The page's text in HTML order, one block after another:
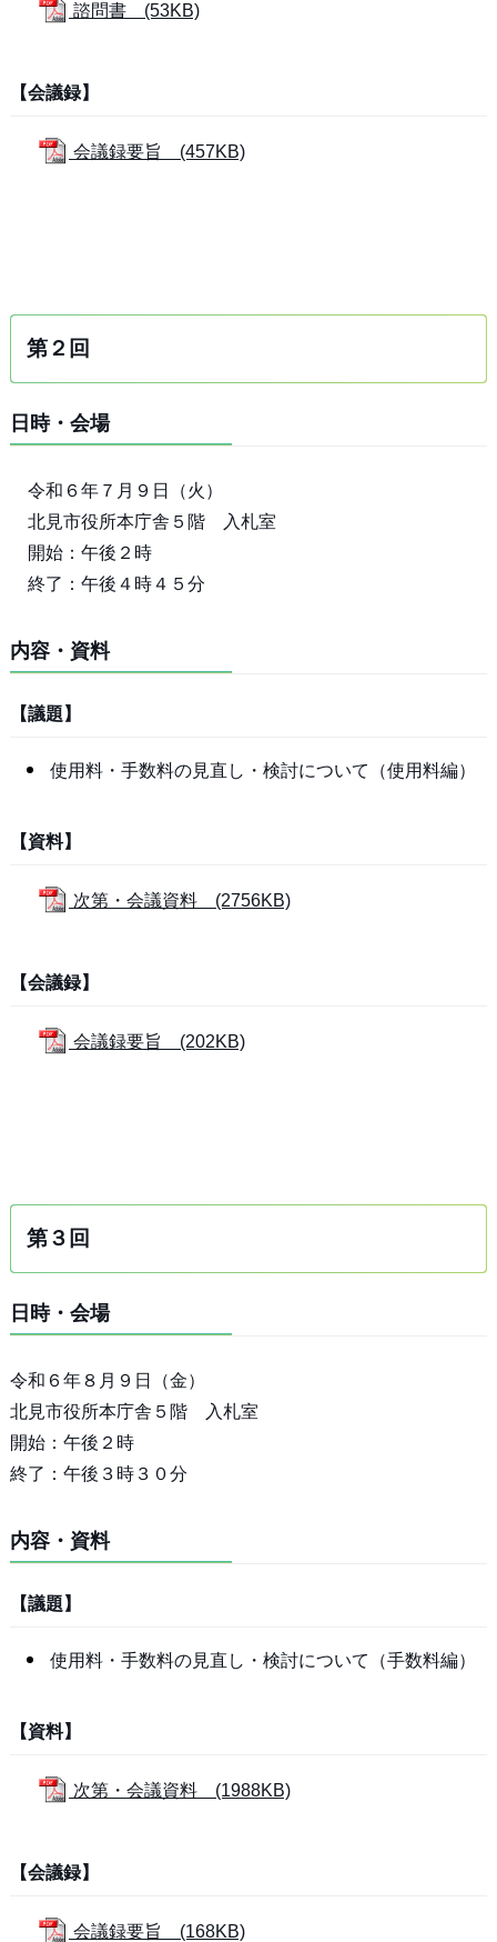
諮問書 (53KB)
【会議録】
会議録要旨 (457KB)
第２回
日時・会場
令和６年７月９日（火）
北見市役所本庁舎５階 入札室
開始：午後２時
終了：午後４時４５分
内容・資料
【議題】
使用料・手数料の見直し・検討について（使用料編）
【資料】
次第・会議資料 (2756KB)
【会議録】
会議録要旨 (202KB)
第３回
日時・会場
令和６年８月９日（金）
北見市役所本庁舎５階 入札室
開始：午後２時
終了：午後３時３０分
内容・資料
【議題】
使用料・手数料の見直し・検討について（手数料編）
【資料】
次第・会議資料 (1988KB)
【会議録】
会議録要旨 (168KB)